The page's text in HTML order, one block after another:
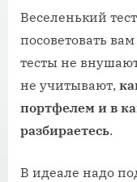
Веселенький
посоветовать
тесты не
не учитывают,
портфелем и в
разбираетесь.
В идеале надо